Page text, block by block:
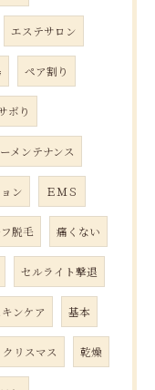
エステサロン
ペア割り
ボり
メンテナンス
ン ＥＭＳ
脱毛 痛くない
セルライト撃退
キンケア 基本
クリスマス 乾燥